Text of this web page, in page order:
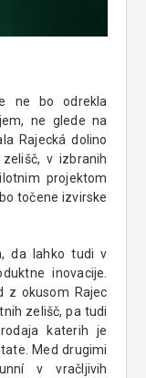
ne bo odrekla
ne glede na
Rajecká dolino
v izbranih
projektom
točene izvirske
da lahko tudi v
inovacije.
z okusom Rajec
zelišč, pa tudi
katerih je
Med drugimi
v vračljivih